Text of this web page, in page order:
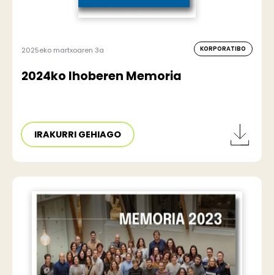
2025eko martxoaren 3a KORPORATIBO
2024ko Ihoberen Memoria
IRAKURRI GEHIAGO